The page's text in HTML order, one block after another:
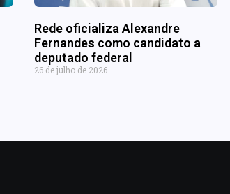
Rede oficializa Alexandre
Fernandes como candidato a
deputado federal
26 de julho de 2026